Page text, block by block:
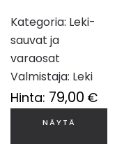
Kategoria: Leki-
sauvat ja
varaosat
Valmistaja: Leki
Hinta: 79,00 €
NÄYTÄ